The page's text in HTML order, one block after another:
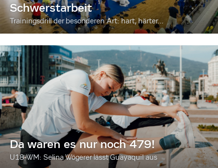
Schwerstarbeit
Trainingsdrill der besonderen Art: hart, härter...
Da waren es nur noch 479!
U18-WM: Selina Wögerer lässt Guayaquil aus